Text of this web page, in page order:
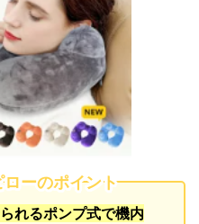
ーのポイント
れるポンプ式で機内